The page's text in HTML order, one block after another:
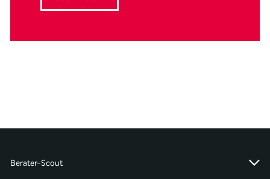
Berater-Scout